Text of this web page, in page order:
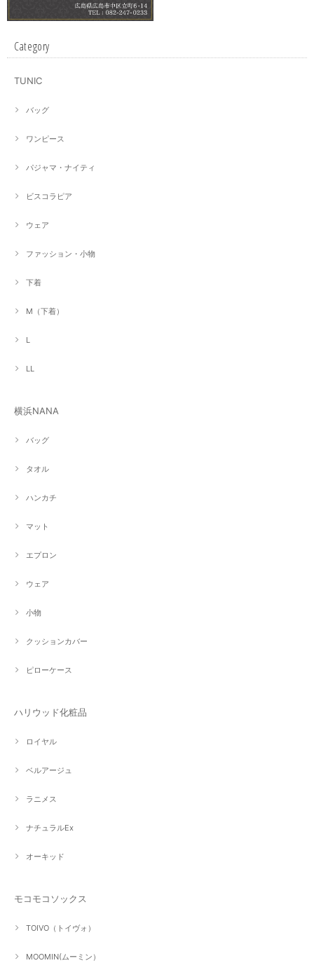
Category
TUNIC
バッグ
ワンピース
パジャマ・ナイティ
ビスコラピア
ウェア
ファッション・小物
下着
M（下着）
L
LL
横浜NANA
バッグ
タオル
ハンカチ
マット
エプロン
ウェア
小物
クッションカバー
ピローケース
ハリウッド化粧品
ロイヤル
ベルアージュ
ラニメス
ナチュラルEx
オーキッド
モコモコソックス
TOIVO（トイヴォ）
MOOMIN(ムーミン）